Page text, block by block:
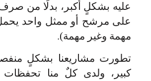
عليه بشكلٍ أكبر، بدلًا من
على مرشح أو ممثل واحد
مهمة وغير مهمة).
تطورت مشاريعنا بشكلٍ
كبير، ولدى كلٌ منا تحفظات